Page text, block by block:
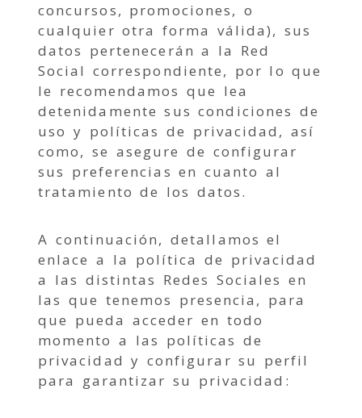
concursos, promociones, o
cualquier otra forma válida), sus
datos pertenecerán a la Red
Social correspondiente, por lo que
le recomendamos que lea
detenidamente sus condiciones de
uso y políticas de privacidad, así
como, se asegure de configurar
sus preferencias en cuanto al
tratamiento de los datos.
A continuación, detallamos el
enlace a la política de privacidad
a las distintas Redes Sociales en
las que tenemos presencia, para
que pueda acceder en todo
momento a las políticas de
privacidad y configurar su perfil
para garantizar su privacidad: